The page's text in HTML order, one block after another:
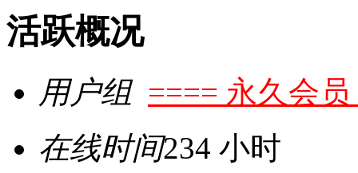
活跃概况
用户组 ==== 永久会员
在线时间234 小时